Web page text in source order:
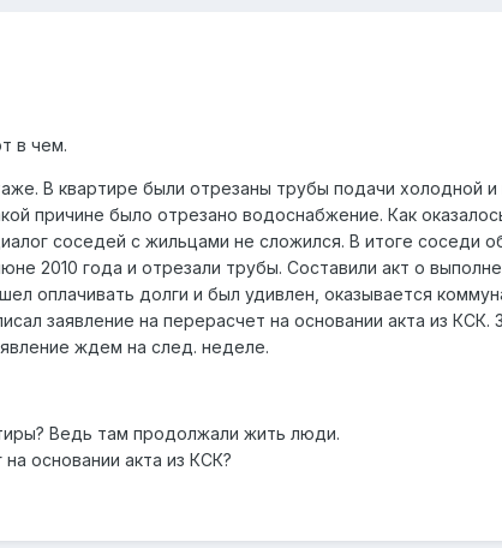
в чем.
В квартире были отрезаны трубы подачи холодной
причине было отрезано водоснабжение. Как
соседей с жильцами не сложился. В итоге соседи
2010 года и отрезали трубы. Составили акт о
оплачивать долги и был удивлен, оказывается
заявление на перерасчет на основании акта из КСК.
ждем на след. неделе.
Ведь там продолжали жить люди.
основании акта из КСК?